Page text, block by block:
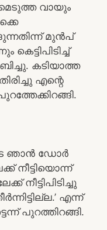
വായും
മുൻപ്
കടിയാത്ത
എന്റെ
ഞാൻ ഡോർ
നീട്ടിയൊന്ന്
നീട്ടിപിടിച്ചു
എന്ന്
പുറത്തിറങ്ങി.